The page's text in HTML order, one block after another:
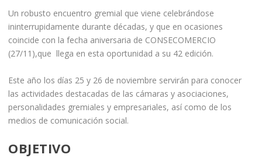
Un robusto encuentro gremial que viene celebrándose
ininterrupidamente durante décadas, y que en ocasiones
coincide con la fecha aniversaria de CONSECOMERCIO
(27/11),que llega en esta oportunidad a su 42 edición.
Este año los días 25 y 26 de noviembre servirán para conocer
las actividades destacadas de las cámaras y asociaciones,
personalidades gremiales y empresariales, así como de los
medios de comunicación social.
OBJETIVO